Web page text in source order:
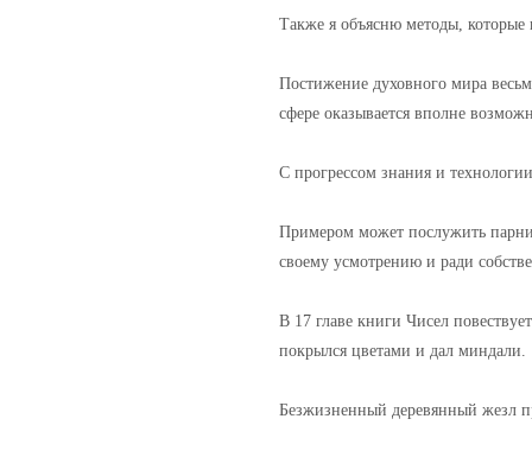
Также я объясню методы, которые
Постижение духовного мира
сфере оказывается вполне
С прогрессом знания и
Примером может послужить
своему усмотрению и ради
В 17 главе книги Чисел
покрылся цветами и дал миндали.
Безжизненный деревянный жезл